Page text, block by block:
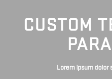
CUSTOM
Lorem ipsum dolor